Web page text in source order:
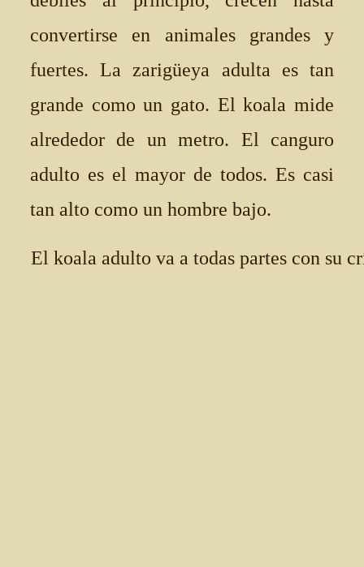
convertirse en animales grandes y
fuertes. La zarigüeya adulta es tan
grande como un gato. El koala mide
alrededor de un metro. El canguro
adulto es el mayor de todos. Es casi
tan alto como un hombre bajo.
El koala adulto va a todas partes con su